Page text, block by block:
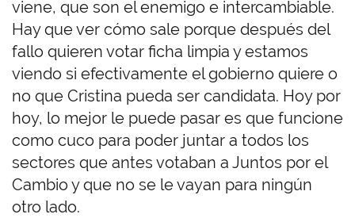
viene, que son el enemigo e intercambiable.
Hay que ver cómo sale porque después del
fallo quieren votar ficha limpia y estamos
viendo si efectivamente el gobierno quiere o
no que Cristina pueda ser candidata. Hoy por
hoy, lo mejor le puede pasar es que funcione
como cuco para poder juntar a todos los
sectores que antes votaban a Juntos por el
Cambio y que no se le vayan para ningún
otro lado.